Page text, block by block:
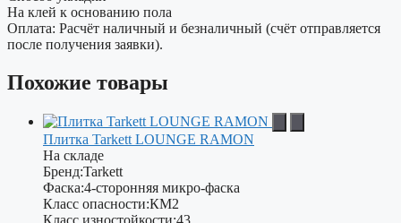
На клей к основанию пола
Оплата: Расчёт наличный и безналичный (счёт отправляется
после получения заявки).
Похожие товары
Плитка Tarkett LOUNGE RAMON
На складе
Бренд:Tarkett
Фаска:4-сторонняя микро-фаска
Класс опасности:КМ2
Класс изностойкости:43